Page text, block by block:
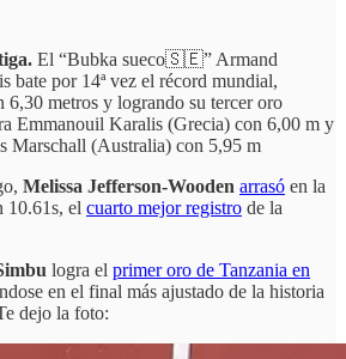
El “Bubka sueco🇸🇪” Armand
bate por 14ª vez el récord mundial,
6,30 metros y logrando su tercer oro
Emmanouil Karalis (Grecia) con 6,00 m y
Marschall (Australia) con 5,95 m
Melissa Jefferson-Wooden arrasó en la
10.61s, el cuarto mejor registro de la
logra el primer oro de Tanzania en
en el final más ajustado de la historia
dejo la foto: